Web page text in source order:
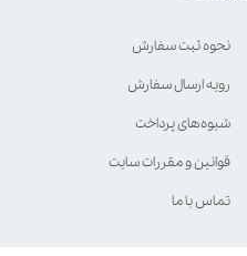
نحوه ثبت سفارش
رویه ارسال سفارش
شیوه‌های پرداخت
قوانین و مقررات سایت
تماس با ما